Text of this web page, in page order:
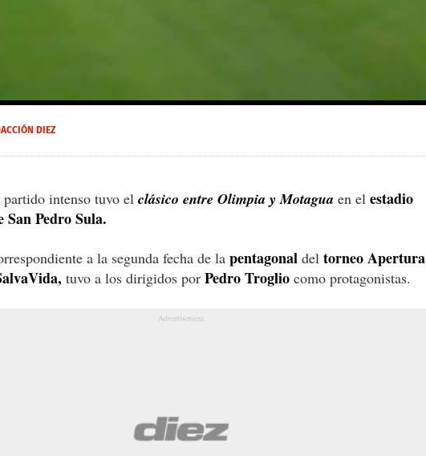
DIEZ
intenso tuvo el clásico entre Olimpia y Motagua en el estadio
San Pedro Sula.
a la segunda fecha de la pentagonal del torneo Apertura
tuvo a los dirigidos por Pedro Troglio como protagonistas.